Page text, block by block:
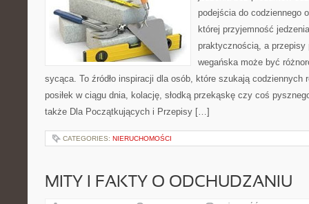
podejścia do codziennego
której przyjemność
praktycznością, a przepisy
wegańska może być
sycąca. To źródło inspiracji dla osób, które szukają codziennych
posiłek w ciągu dnia, kolację, słodką przekąskę czy coś
także Dla Początkujących i Przepisy […]
CATEGORIES: NIERUCHOMOŚCI
MITY I FAKTY O ODCHUDZANIU